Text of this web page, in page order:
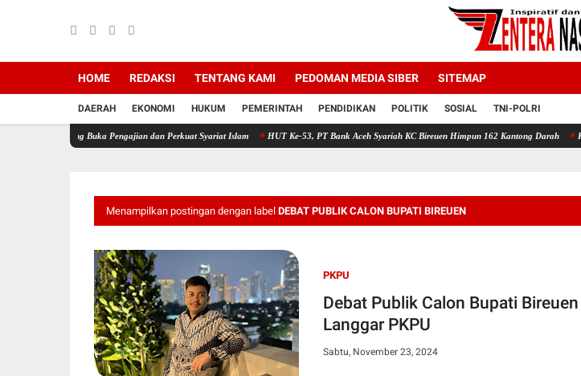
HOME REDAKSI TENTANG KAMI PEDOMAN MEDIA SIBER SITEMAP
DAERAH EKONOMI HUKUM PEMERINTAH PENDIDIKAN POLITIK SOSIAL TNI-POLRI
Buka Pengajian dan Perkuat Syariat Islam HUT Ke-53, PT Bank Aceh Syariah KC Bireuen Himpun 162 Kantong Darah Kota Juang
Menampilkan postingan dengan label DEBAT PUBLIK CALON BUPATI BIREUEN
PKPU
Debat Publik Calon Bupati
Langgar PKPU
Sabtu, November 23, 2024